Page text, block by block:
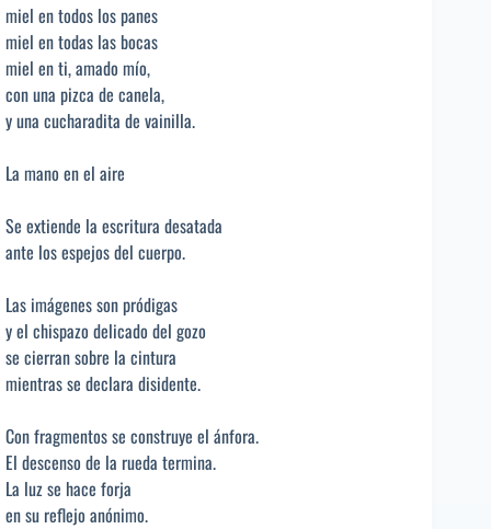
miel en todos los panes
miel en todas las bocas
miel en ti, amado mío,
con una pizca de canela,
y una cucharadita de vainilla.
La mano en el aire
Se extiende la escritura desatada
ante los espejos del cuerpo.
Las imágenes son pródigas
y el chispazo delicado del gozo
se cierran sobre la cintura
mientras se declara disidente.
Con fragmentos se construye el ánfora.
El descenso de la rueda termina.
La luz se hace forja
en su reflejo anónimo.